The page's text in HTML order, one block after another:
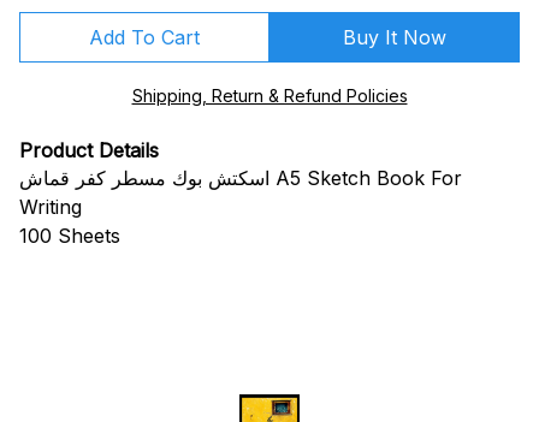
Add To Cart Buy It Now
Shipping, Return & Refund Policies
Product Details
اسكتش بوك مسطر كفر قماش A5 Sketch Book For
Writing
100 Sheets